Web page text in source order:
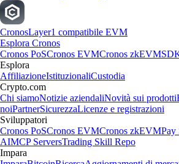
CronosLayer1 compatibile EVM
Esplora Cronos
Cronos PoSCronos EVMCronos zkEVM
Esplora
AffiliazioneIstituzionaliCustodia
Crypto.com
Chi siamoNotizie aziendaliNovità sui prodotti
noiPartnerSicurezzaLicenze e registrazioni
Sviluppatori
Cronos PoSCronos EVMCronos zkEVMPay
AIMCP ServersTrading Skill Repo
Impara